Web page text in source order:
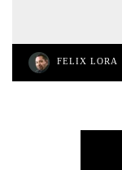
FELIX LORA